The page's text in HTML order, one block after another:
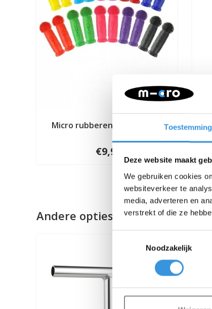
Toestemming
Deze website maakt
We gebruiken cookies
websiteverkeer te
media, adverteren en
verstrekt of die ze
Noodzakelijk
Micro rubberen handvatten
€9,95
Andere opties